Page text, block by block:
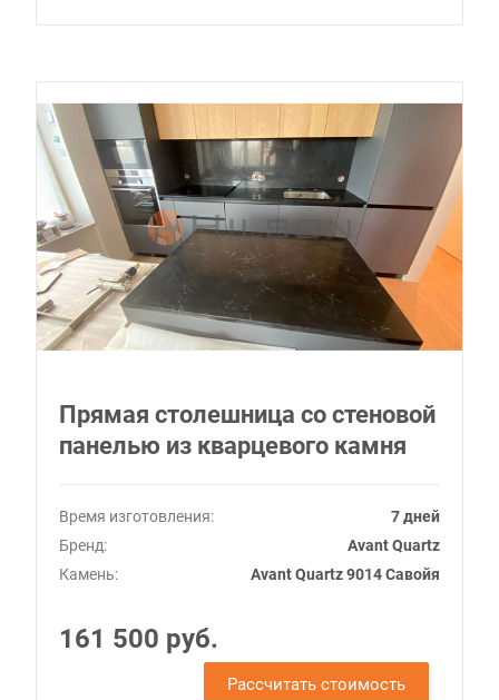
Прямая столешница со стеновой
панелью из кварцевого камня
Время изготовления:
7 дней
Бренд:
Avant Quartz
Камень:
Avant Quartz 9014 Савойя
161 500 руб.
Рассчитать стоимость